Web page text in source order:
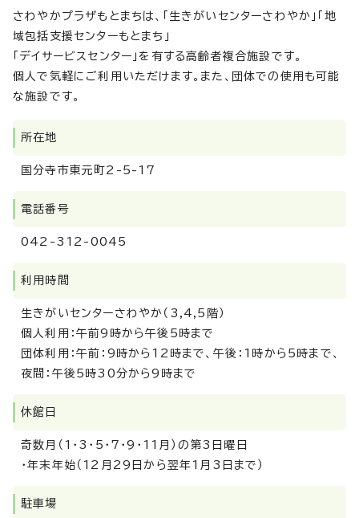
さわやかプラザもとまちは、「生きがいセンターさわやか」「地
域包括支援センターもとまち」
「デイサービスセンター」を有する高齢者複合施設です。
個人で気軽にご利用いただけます。また、団体での使用も可能
な施設です。
所在地
国分寺市東元町2-5-17
電話番号
042-312-0045
利用時間
生きがいセンターさわやか（3,4,5階）
個人利用：午前9時から午後5時まで
団体利用：午前：9時から12時まで、午後：1時から5時まで、
夜間：午後5時30分から9時まで
休館日
奇数月（1・3・5・7・9・11月）の第3日曜日
・年末年始（12月29日から翌年1月3日まで）
駐車場